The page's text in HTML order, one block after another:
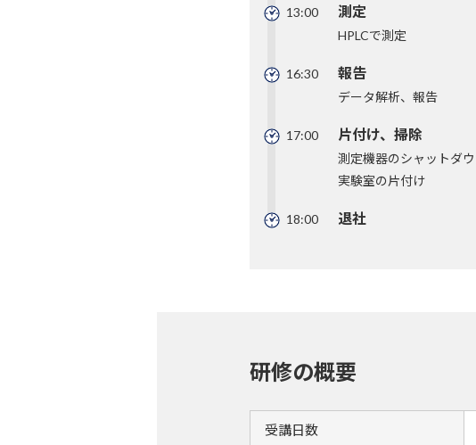
13:00 測定
HPLCで測定
16:30 報告
データ解析、報告
17:00 片付け、掃除
測定機器のシャットダウ
実験室の片付け
18:00 退社
研修の概要
受講日数